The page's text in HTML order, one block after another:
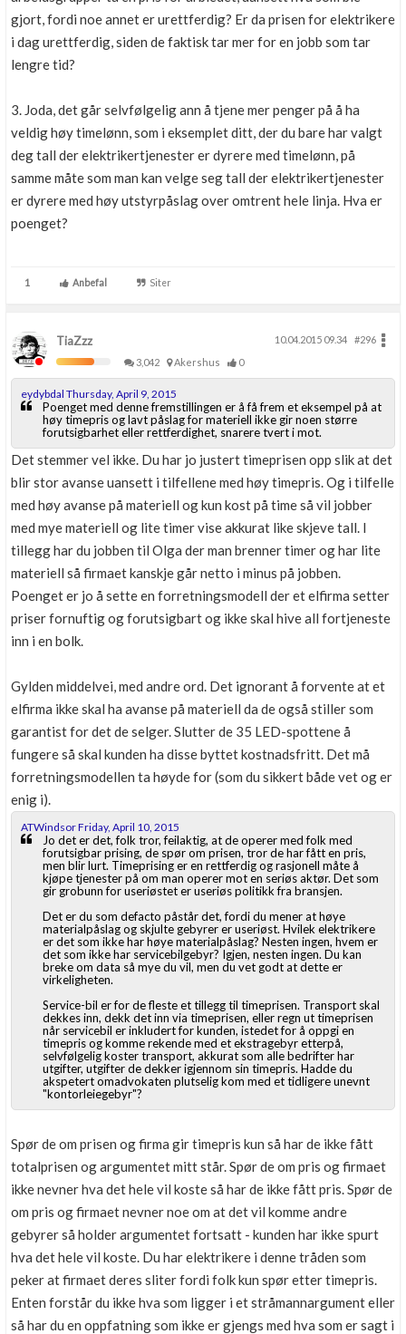
gjort, fordi noe annet er urettferdig? Er da prisen for elektrikere
i dag urettferdig, siden de faktisk tar mer for en jobb som tar
lengre tid?
3. Joda, det går selvfølgelig ann å tjene mer penger på å ha
veldig høy timelønn, som i eksemplet ditt, der du bare har valgt
deg tall der elektrikertjenester er dyrere med timelønn, på
samme måte som man kan velge seg tall der elektrikertjenester
er dyrere med høy utstyrpåslag over omtrent hele linja. Hva er
poenget?
1 Anbefal Siter
TiaZzz 10.04.2015 09.34
#296
3,042
Akershus 0
eydybdal Thursday, April 9, 2015
Poenget med denne fremstillingen er å få frem et eksempel på at
høy timepris og lavt påslag for materiell ikke gir noen større
forutsigbarhet eller rettferdighet, snarere tvert i mot.
Det stemmer vel ikke. Du har jo justert timeprisen opp slik at det
blir stor avanse uansett i tilfellene med høy timepris. Og i tilfelle
med høy avanse på materiell og kun kost på time så vil jobber
med mye materiell og lite timer vise akkurat like skjeve tall. I
tillegg har du jobben til Olga der man brenner timer og har lite
materiell så firmaet kanskje går netto i minus på jobben.
Poenget er jo å sette en forretningsmodell der et elfirma setter
priser fornuftig og forutsigbart og ikke skal hive all fortjeneste
inn i en bolk.
Gylden middelvei, med andre ord. Det ignorant å forvente at et
elfirma ikke skal ha avanse på materiell da de også stiller som
garantist for det de selger. Slutter de 35 LED-spottene å
fungere så skal kunden ha disse byttet kostnadsfritt. Det må
forretningsmodellen ta høyde for (som du sikkert både vet og er
enig i).
ATWindsor Friday, April 10, 2015
Jo det er det, folk tror, feilaktig, at de operer med folk med
forutsigbar prising, de spør om prisen, tror de har fått en pris,
men blir lurt. Timeprising er en rettferdig og rasjonell måte å
kjøpe tjenester på om man operer mot en seriøs aktør. Det som
gir grobunn for useriøstet er useriøs politikk fra bransjen.
Det er du som defacto påstår det, fordi du mener at høye
materialpåslag og skjulte gebyrer er useriøst. Hvilek elektrikere
er det som ikke har høye materialpåslag? Nesten ingen, hvem er
det som ikke har servicebilgebyr? Igjen, nesten ingen. Du kan
breke om data så mye du vil, men du vet godt at dette er
virkeligheten.
Service-bil er for de fleste et tillegg til timeprisen. Transport skal
dekkes inn, dekk det inn via timeprisen, eller regn ut timeprisen
når servicebil er inkludert for kunden, istedet for å oppgi en
timepris og komme rekende med et ekstragebyr etterpå,
selvfølgelig koster transport, akkurat som alle bedrifter har
utgifter, utgifter de dekker igjennom sin timepris. Hadde du
akspetert omadvokaten plutselig kom med et tidligere unevnt
"kontorleiegebyr"?
Spør de om prisen og firma gir timepris kun så har de ikke fått
totalprisen og argumentet mitt står. Spør de om pris og firmaet
ikke nevner hva det hele vil koste så har de ikke fått pris. Spør de
om pris og firmaet nevner noe om at det vil komme andre
gebyrer så holder argumentet fortsatt - kunden har ikke spurt
hva det hele vil koste. Du har elektrikere i denne tråden som
peker at firmaet deres sliter fordi folk kun spør etter timepris.
Enten forstår du ikke hva som ligger i et stråmannargument eller
så har du en oppfatning som ikke er gjengs med hva som er sagt i